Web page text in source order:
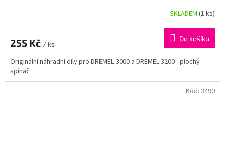
SKLADEM (1 ks)
255 Kč / ks
Do košíku
Originální náhradní díly pro DREMEL 3000 a DREMEL 3200 - plochý
spínač
Kód: 3490